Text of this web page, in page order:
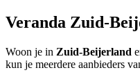
Veranda Zuid-
Woon je in Zuid-Beijerland
kun je meerdere aanbieders